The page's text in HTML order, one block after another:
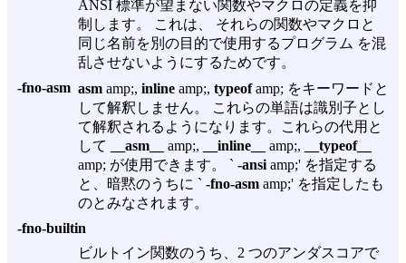
ANSI 標準が望まない関数やマクロの定義を抑
制します。 これは、 それらの関数やマクロと
同じ名前を別の目的で使用するプログラム を混
乱させないようにするためです。
-fno-asm asm amp;, inline amp;, typeofamp; をキーワードと
して解釈しません。 これらの単語は識別子とし
て解釈されるようになります。これらの代用と
して
__asm__ amp;, __inline__ amp;,
__typeof__
amp; が使用できます。 ` -ansi amp;' を指定する
と、暗黙のうちに ` -fno-asm amp;' を指定したも
のとみなされます。
-fno-builtin
ビルトイン関数のうち、2 つのアンダスコアで